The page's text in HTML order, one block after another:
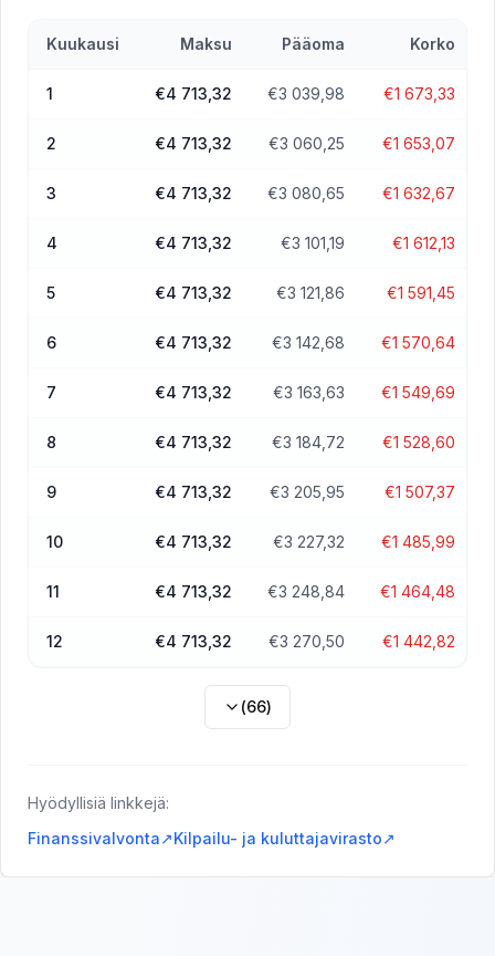
Kuukausi Maksu Pääoma Korko
1 €4 713,32 €3 039,98 €1 673,33
2 €4 713,32 €3 060,25 €1 653,07
3 €4 713,32 €3 080,65 €1 632,67
4 €4 713,32 €3 101,19 €1 612,13
5 €4 713,32 €3 121,86 €1 591,45
6 €4 713,32 €3 142,68 €1 570,64
7 €4 713,32 €3 163,63 €1 549,69
8 €4 713,32 €3 184,72 €1 528,60
9 €4 713,32 €3 205,95 €1 507,37
10 €4 713,32 €3 227,32 €1 485,99
11 €4 713,32 €3 248,84 €1 464,48
12 €4 713,32 €3 270,50 €1 442,82
(66)
Hyödyllisiä linkkejä:
Finanssivalvonta↗Kilpailu- ja kuluttajavirasto↗